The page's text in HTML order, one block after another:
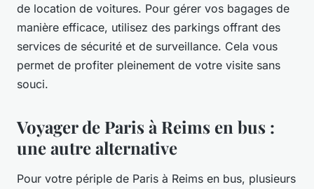
de location de voitures. Pour gérer vos bagages de
manière efficace, utilisez des parkings offrant des
services de sécurité et de surveillance. Cela vous
permet de profiter pleinement de votre visite sans
souci.
Voyager de Paris à Reims en bus :
une autre alternative
Pour votre périple de Paris à Reims en bus, plusieurs